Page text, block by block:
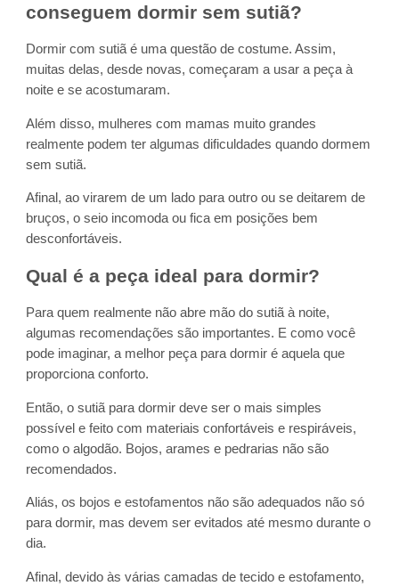
conseguem dormir sem sutiã?
Dormir com sutiã é uma questão de costume. Assim,
muitas delas, desde novas, começaram a usar a peça à
noite e se acostumaram.
Além disso, mulheres com mamas muito grandes
realmente podem ter algumas dificuldades quando dormem
sem sutiã.
Afinal, ao virarem de um lado para outro ou se deitarem de
bruços, o seio incomoda ou fica em posições bem
desconfortáveis.
Qual é a peça ideal para dormir?
Para quem realmente não abre mão do sutiã à noite,
algumas recomendações são importantes. E como você
pode imaginar, a melhor peça para dormir é aquela que
proporciona conforto.
Então, o sutiã para dormir deve ser o mais simples
possível e feito com materiais confortáveis e respiráveis,
como o algodão. Bojos, arames e pedrarias não são
recomendados.
Aliás, os bojos e estofamentos não são adequados não só
para dormir, mas devem ser evitados até mesmo durante o
dia.
Afinal, devido às várias camadas de tecido e estofamento,